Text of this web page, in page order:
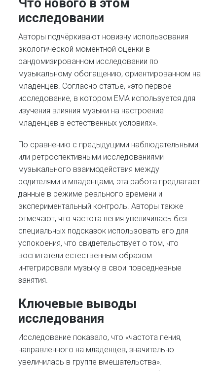
Что нового в этом
исследовании
Авторы подчёркивают новизну использования
экологической моментной оценки в
рандомизированном исследовании по
музыкальному обогащению, ориентированном на
младенцев. Согласно статье, «это первое
исследование, в котором EMA используется для
изучения влияния музыки на настроение
младенцев в естественных условиях».
По сравнению с предыдущими наблюдательными
или ретроспективными исследованиями
музыкального взаимодействия между
родителями и младенцами, эта работа предлагает
данные в режиме реального времени и
экспериментальный контроль. Авторы также
отмечают, что частота пения увеличилась без
специальных подсказок использовать его для
успокоения, что свидетельствует о том, что
воспитатели естественным образом
интегрировали музыку в свои повседневные
занятия.
Ключевые выводы
исследования
Исследование показало, что «частота пения,
направленного на младенцев, значительно
увеличилась в группе вмешательства».